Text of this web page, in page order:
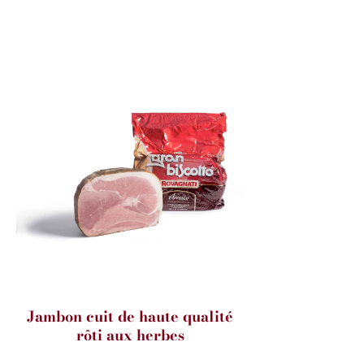
Jambon cuit de haute qualité
rôti aux herbes